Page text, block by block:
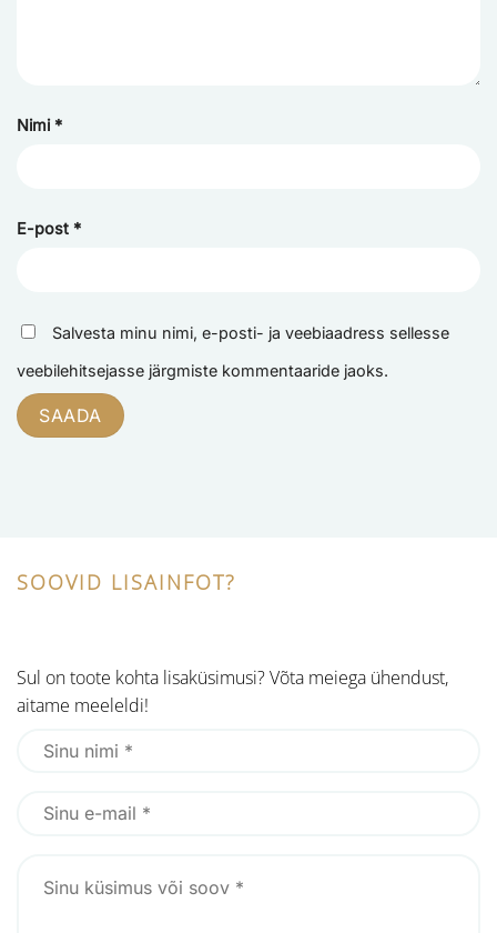
Nimi *
E-post *
Salvesta minu nimi, e-posti- ja veebiaadress sellesse
veebilehitsejasse järgmiste kommentaaride jaoks.
SOOVID LISAINFOT?
Sul on toote kohta lisaküsimusi? Võta meiega ühendust,
aitame meeleldi!